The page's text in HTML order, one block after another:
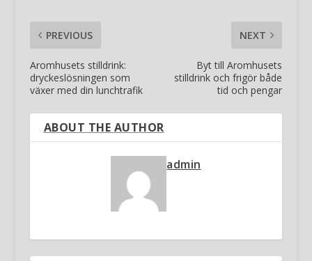
PREVIOUS
Aromhusets stilldrink:
dryckeslösningen som
växer med din lunchtrafik
NEXT
Byt till Aromhusets
stilldrink och frigör både
tid och pengar
ABOUT THE AUTHOR
admin